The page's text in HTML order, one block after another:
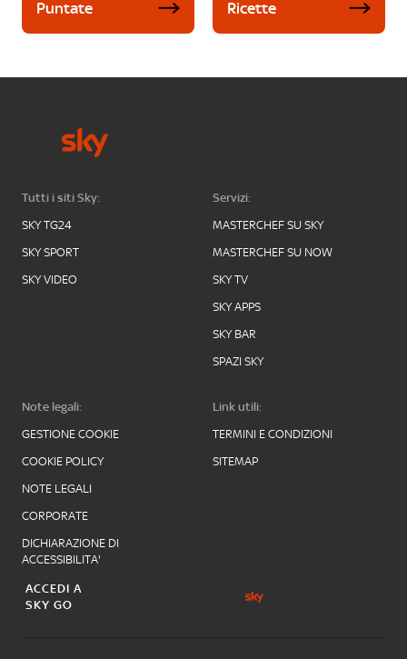
Puntate Ricette
Tutti i siti Sky:
SKY TG24
SKY SPORT
SKY VIDEO
Servizi:
MASTERCHEF SU SKY
MASTERCHEF SU NOW
SKY TV
SKY APPS
SKY BAR
SPAZI SKY
Note legali:
GESTIONE COOKIE
COOKIE POLICY
NOTE LEGALI
CORPORATE
DICHIARAZIONE DI
ACCESSIBILITA'
Link utili:
TERMINI E CONDIZIONI
SITEMAP
ACCEDI A
SKY GO